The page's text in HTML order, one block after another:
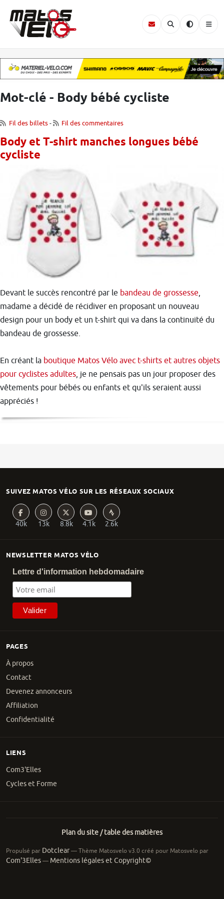
Mot-clé - Body bébé cycliste
Fil des billets- Fil des commentaires
Body et T-shirt manches longues bébé
cycliste
Devant le succès rencontré par le bandeau de grossesse,
madame a décidé de récidiver en proposant un nouveau
design pour un body et un t-shirt qui va dans la continuité du
bandeau de grossesse.
En créant la boutique Matos Vélo avec t-shirts et autres objets
pour cyclistes adultes, je ne pensais pas un jour proposer des
vêtements pour bébés ou enfants et qu'ils seraient aussi
appréciés !
PAGES
À propos
Contact
Devenez annonceurs
Affiliation
Confidentialité
NEWSLETTER MATOS VÉLO
Lettre d'information hebdomadaire
SUIVEZ MATOS VÉLO SUR LES RÉSEAUX SOCIAUX
40k 13k 8.8k 4.1k 2.6k
LIENS
Com3'Elles
Cycles et Forme
Plan du site / table des matières
Propulsé par Dotclear— Thème Matosvelo v3.0 créé pour Matosvelo par
Com'3Elles— Mentions légales et Copyright©